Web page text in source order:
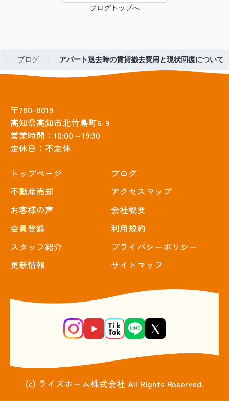
ブログトップへ
ブログ アパート退去時の賃貸撤去費用と現状回復について
〒780-8019
高知県高知市北竹島町6-9
営業時間：10:00～19:30
定休日：不定休
トップぺージ
不動産売却
お客様の声
会員登録
スタッフ紹介
更新情報
ブログ
アクセスマップ
会社概要
利用規約
プライバシーポリシー
サイトマップ
(c) ライズホーム株式会社 All Rights Reserved.